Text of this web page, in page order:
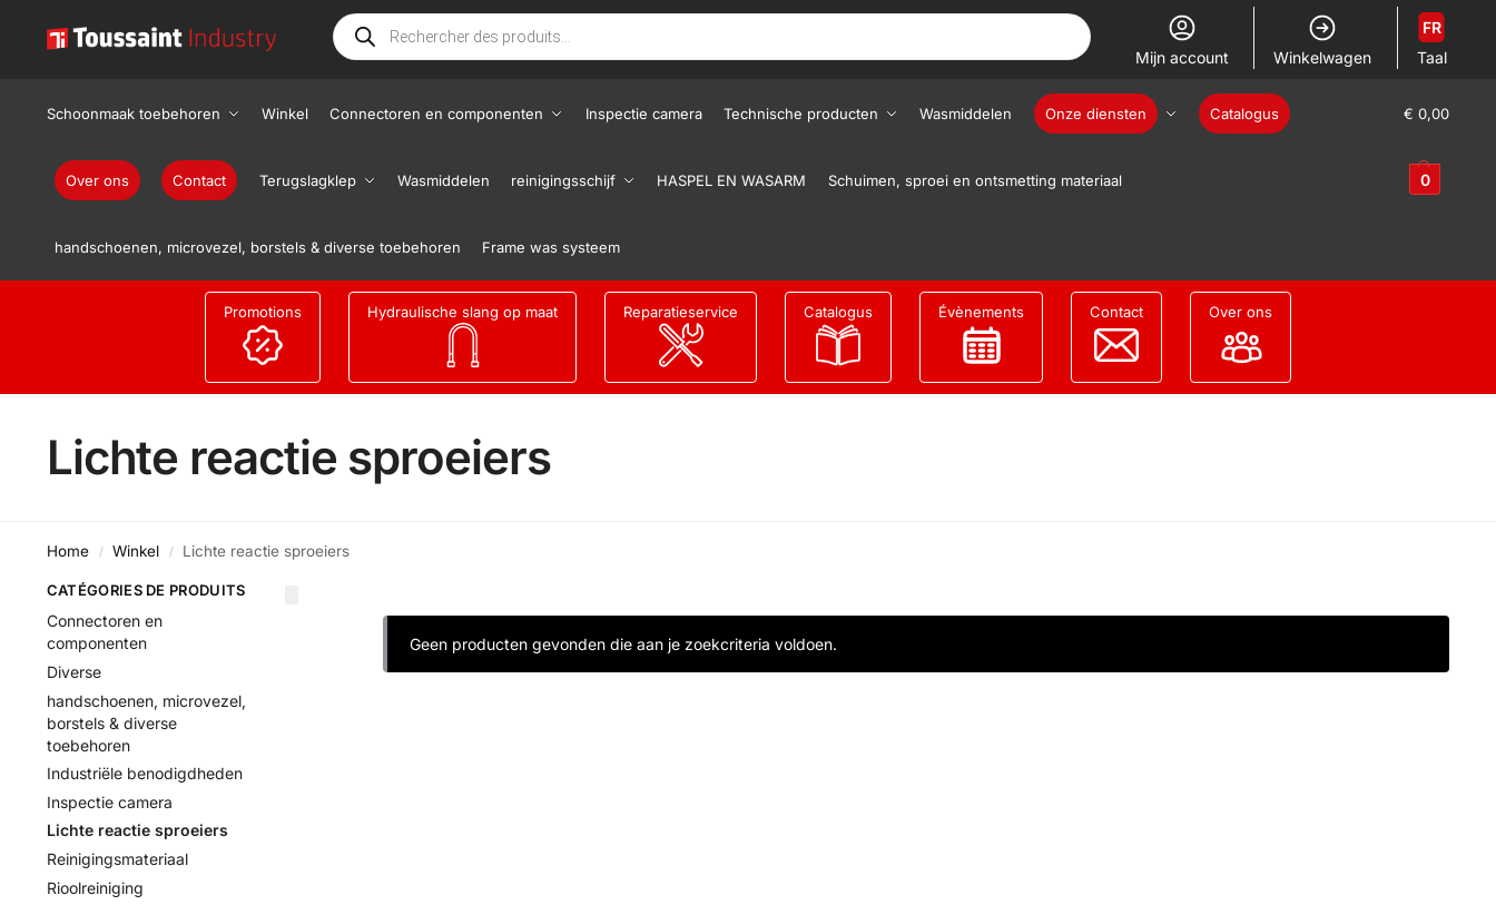
Mijn account Winkelwagen Taal
FR
Schoonmaak toebehoren Winkel Connectoren en componenten Inspectie camera Technische producten Wasmiddelen Onze diensten Catalogus
Over ons Contact Terugslagklep Wasmiddelen reinigingsschijf HASPEL EN WASARM Schuimen, sproei en ontsmetting materiaal
handschoenen, microvezel, borstels & diverse toebehoren Frame was systeem
€ 0,00
0
Promotions Hydraulische slang op maat Reparatieservice Catalogus Évènements Contact Over ons
Lichte reactie sproeiers
Home / Winkel / Lichte reactie sproeiers
Geen producten gevonden die aan je zoekcriteria voldoen.
CATÉGORIES DE PRODUITS
Connectoren en
componenten
Diverse
handschoenen, microvezel,
borstels & diverse
toebehoren
Industriële benodigdheden
Inspectie camera
Lichte reactie sproeiers
Reinigingsmateriaal
Rioolreiniging